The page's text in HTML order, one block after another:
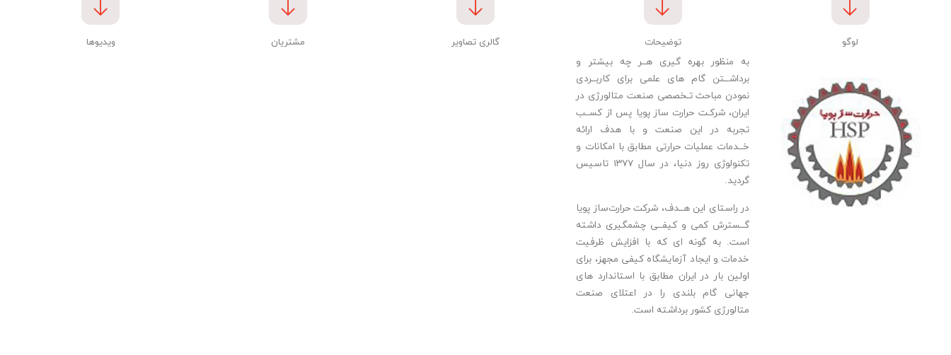
لوگو توضیحات
به منظور بهره گیری هــر چه بیشتر و
برداشــتن گام های علمی برای کاربــردی
نمودن مباحث تـخصصی صنعت متالورژی در
ایران، شرکـت حرارت ساز پویا پس از کســب
تجربه در این صنعت و با هدف ارائه
خــدمات عملیات حرارتی مطابق با امکانات و
تکنولوژی روز دنیا، در سال ۱۳۷۷ تاسیس
گردید.
در راستای این هــدف، شرکت حرارت‌ساز پویا
گــسترش کمی و کیفــی چشمگیری داشته
است. به گونه ای که با افزایش ظرفیت
خدمات و ایجاد آزمایشگاه کیفی مجهز، برای
اولین بار در ایران مطابق با استاندارد های
جهانی گام بلندی را در اعتلای صنعت
متالورژی کشور برداشته است.
گالری تصاویر مشتریان ویدیوها